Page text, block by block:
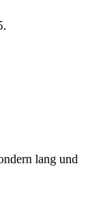
lang und